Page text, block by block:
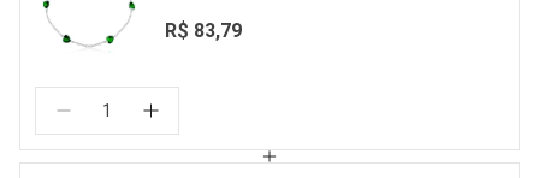
R$ 83,79
Quantidade: